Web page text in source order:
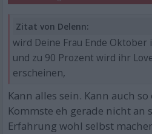
Zitat von Delenn:
wird Deine Frau Ende Oktober
und zu 90 Prozent wird ihr
erscheinen,
Kann alles sein. Kann auch
Kommste eh gerade nicht an
Erfahrung wohl selbst